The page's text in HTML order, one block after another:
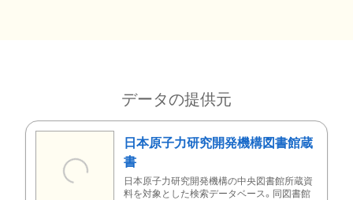
データの提供元
日本原子力研究開発機構図書館蔵
書
日本原子力研究開発機構の中央図書館所蔵資
料を対象とした検索データベース。同図書館